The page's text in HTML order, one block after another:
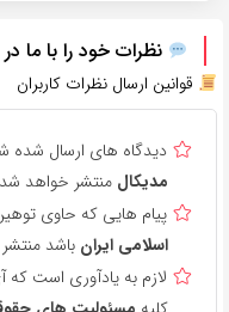
نظرات خود را با ما
قوانین ارسال نظرات کاربران
دیدگاه های ارسال شده
مدیکال منتشر خواهد
پیام هایی که حاوی
اسلامی ایران باشد
لازم به یادآوری است